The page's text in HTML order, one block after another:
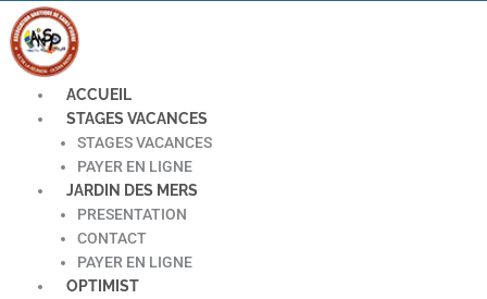
ACCUEIL
STAGES VACANCES
STAGES VACANCES
PAYER EN LIGNE
JARDIN DES MERS
PRESENTATION
CONTACT
PAYER EN LIGNE
OPTIMIST